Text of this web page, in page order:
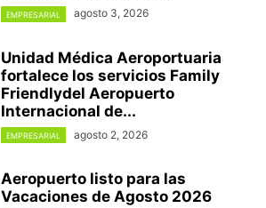
EMPRESARIAL agosto 3, 2026
Unidad Médica Aeroportuaria
fortalece los servicios Family
Friendlydel Aeropuerto
Internacional de...
EMPRESARIAL agosto 2, 2026
Aeropuerto listo para las
Vacaciones de Agosto 2026